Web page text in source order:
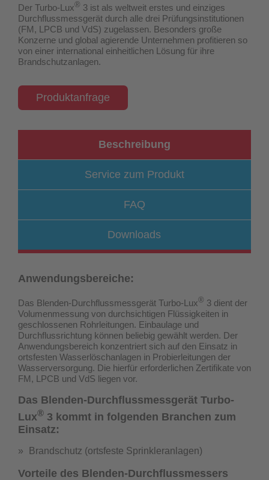
Der Turbo-Lux® 3 ist als weltweit erstes und einziges
Durchflussmessgerät durch alle drei Prüfungsinstitutionen
(FM, LPCB und VdS) zugelassen. Besonders große
Konzerne und global agierende Unternehmen profitieren so
von einer international einheitlichen Lösung für ihre
Brandschutzanlagen.
Produktanfrage
Beschreibung
Service zum Produkt
FAQ
Downloads
Anwendungsbereiche:
Das Blenden-Durchflussmessgerät Turbo-Lux® 3 dient der
Volumenmessung von durchsichtigen Flüssigkeiten in
geschlossenen Rohrleitungen. Einbaulage und
Durchflussrichtung können beliebig gewählt werden. Der
Anwendungsbereich konzentriert sich auf den Einsatz in
ortsfesten Wasserlöschanlagen in Probierleitungen der
Wasserversorgung. Die hierfür erforderlichen Zertifikate von
FM, LPCB und VdS liegen vor.
Das Blenden-Durchflussmessgerät Turbo-
Lux®3 kommt in folgenden Branchen zum
Einsatz:
Brandschutz (ortsfeste Sprinkleranlagen)
Vorteile des Blenden-Durchflussmessers
Maschinistenausbildung